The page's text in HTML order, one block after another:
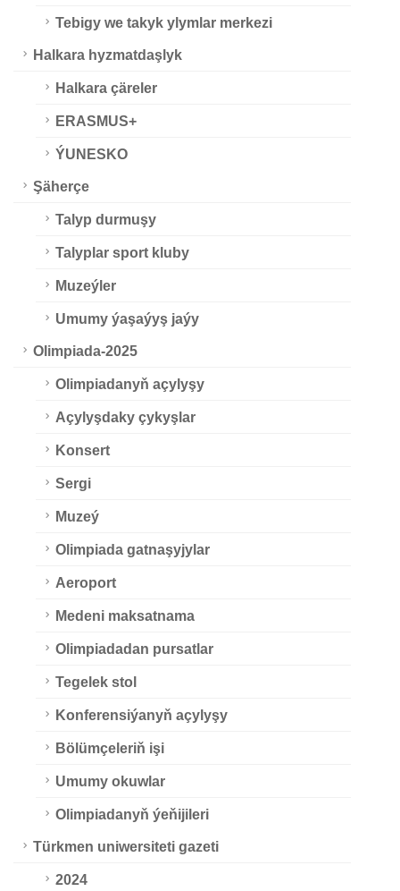
Tebigy we takyk ylymlar merkezi
Halkara hyzmatdaşlyk
Halkara çäreler
ERASMUS+
ÝUNESKO
Şäherçe
Talyp durmuşy
Talyplar sport kluby
Muzeýler
Umumy ýaşaýyş jaýy
Olimpiada-2025
Olimpiadanyň açylyşy
Açylyşdaky çykyşlar
Konsert
Sergi
Muzeý
Olimpiada gatnaşyjylar
Aeroport
Medeni maksatnama
Olimpiadadan pursatlar
Tegelek stol
Konferensiýanyň açylyşy
Bölümçeleriň işi
Umumy okuwlar
Olimpiadanyň ýeňijileri
Türkmen uniwersiteti gazeti
2024